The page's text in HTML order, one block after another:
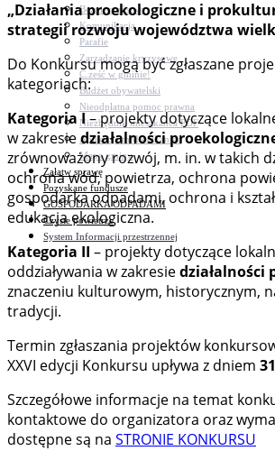
Bezpieczeństwo
Komunikacja
Parafie
Zarządzanie kryzysowe
C.ześć w gminie!
Budżet obywatelski
Nieodpłatna pomoc prawna
Niezbędnik mieszkańca PDF
Aplikacja mMieszkaniec
Mapa gminy
Załatw sprawę
Pozyskane fundusze
GOSPODARKA ODPADAMI
Czyste powietrze
System Informacji przestrzennej
„Działania proekologiczne i
strategii rozwoju województwa
Do Konkursu mogą być zgłaszane
kategoriach:
Kategoria I– projekty dotyczące
w zakresiedziałalności
zrównoważony rozwój, m. in. w takich
ochrona wód, powietrza, ochrona
gospodarka odpadami, ochrona i
edukacja ekologiczna.
Kategoria II – projekty dotyczące
oddziaływania w zakresie
znaczeniu kulturowym, historycznym,
tradycji.
Termin zgłaszania projektów
XXVI edycji Konkursu upływa z dniem
Szczegółowe informacje na temat
kontaktowe do organizatora oraz
dostępne są na STRONIE KONKURSU